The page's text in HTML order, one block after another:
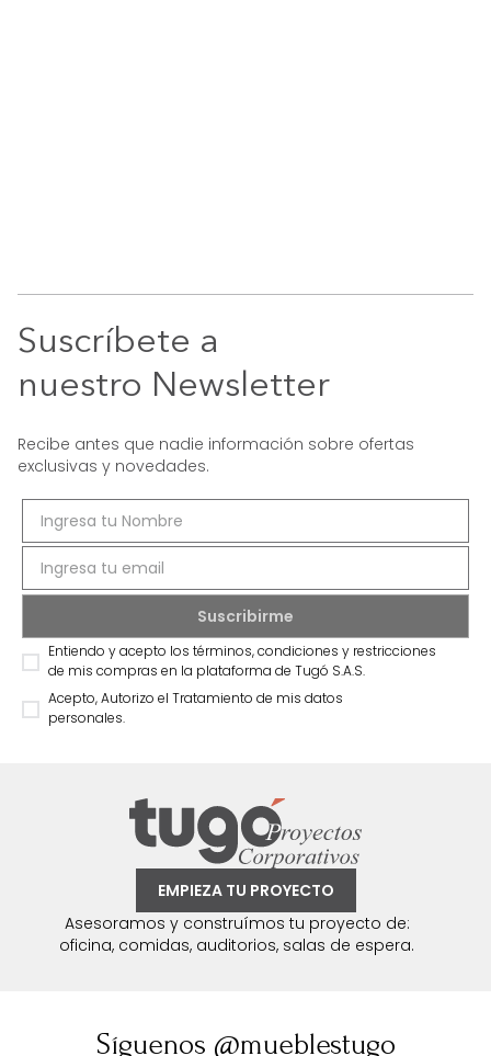
Suscríbete a
nuestro Newsletter
Recibe antes que nadie información sobre ofertas
exclusivas y novedades.
Entiendo y acepto los términos, condiciones y restricciones
de mis compras en la plataforma de Tugó S.A.S.
Acepto, Autorizo el Tratamiento de mis datos
personales.
EMPIEZA TU PROYECTO
Asesoramos y construímos tu proyecto de:
oficina, comidas, auditorios, salas de espera.
Síguenos @mueblestugo